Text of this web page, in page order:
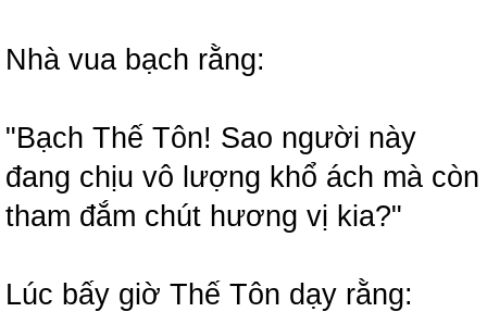
Nhà vua bạch rằng:
"Bạch Thế Tôn! Sao người này
đang chịu vô lượng khổ ách mà còn
tham đắm chút hương vị kia?"
Lúc bấy giờ Thế Tôn dạy rằng: